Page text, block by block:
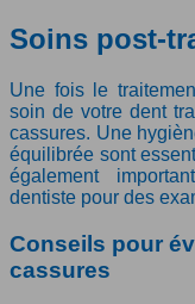
Soins post-
Une fois le
soin de votre dent
cassures. Une
équilibrée sont
également
dentiste pour des
Conseils pour
cassures